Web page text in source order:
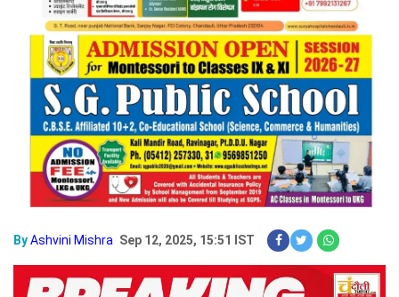
ByAshvini Mishra Sep 12, 2025, 15:51 IST